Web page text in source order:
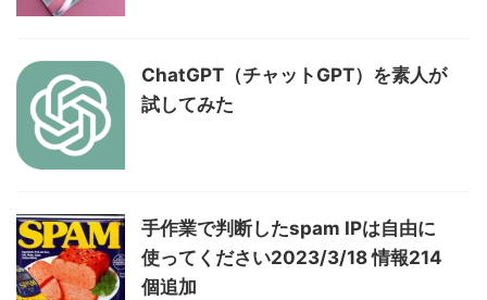
ChatGPT（チャットGPT）を素人が
試してみた
手作業で判断したspam IPは自由に
使ってください2023/3/18 情報214
個追加